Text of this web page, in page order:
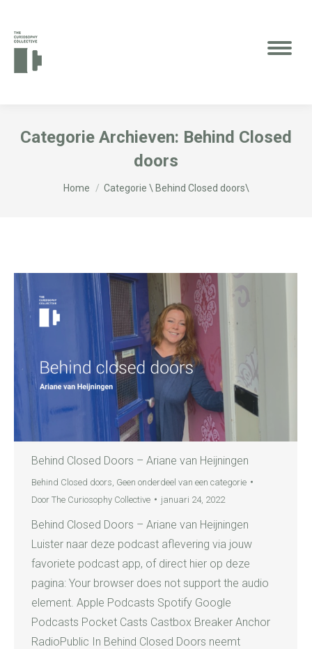
Categorie Archieven: Behind Closed
doors
Je bent hier:
Home Categorie \ Behind Closed doors\
Behind Closed Doors – Ariane van Heijningen
Behind Closed doors Geen onderdeel van een categorie
Door The Curiosophy Collective januari 24, 2022
Behind Closed Doors – Ariane van Heijningen
Luister naar deze podcast aflevering via jouw
favoriete podcast app, of direct hier op deze
pagina: Your browser does not support the audio
element. Apple Podcasts Spotify Google
Podcasts Pocket Casts Castbox Breaker Anchor
RadioPublic In Behind Closed Doors neemt